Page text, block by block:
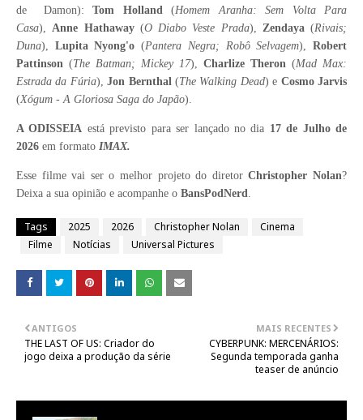
de
Damon):Tom Holland(Homem Aranha: Sem Volta Para
Casa),Anne Hathaway(O Diabo Veste Prada), Zendaya(Rivais;
Duna), Lupita Nyong'o (Pantera Negra; Robô Selvagem),Robert
Pattinson (The Batman; Mickey 17), Charlize Theron (Mad Max:
Estrada da Fúria),Jon Bernthal(The Walking Dead) e Cosmo Jarvis
(Xógum - A Gloriosa Saga do Japão).
A ODISSEIA está previsto para ser lançado no dia 17 de Julho de
2026 em formato IMAX.
Esse filme vai ser o melhor projeto do diretorChristopher Nolan?
Deixa a sua opinião e acompanhe o BansPodNerd.
Tags 2025 2026 Christopher Nolan
Cinema
Filme
Notícias Universal Pictures
MAIS RECENTES
CYBERPUNK: MERCENÁRIOS:
Segunda temporada ganha
teaser de anúncio
ANTIGOS
THE LAST OF US: Criador do
jogo deixa a produção da série